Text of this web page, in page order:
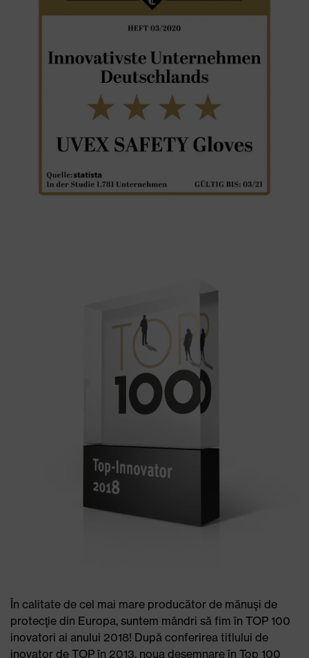
În calitate de cel mai mare producător de mănuşi de
protecţie din Europa, suntem mândri să fim în TOP 100
inovatori ai anului 2018! După conferirea titlului de
inovator de TOP în 2013, noua desemnare în Top 100